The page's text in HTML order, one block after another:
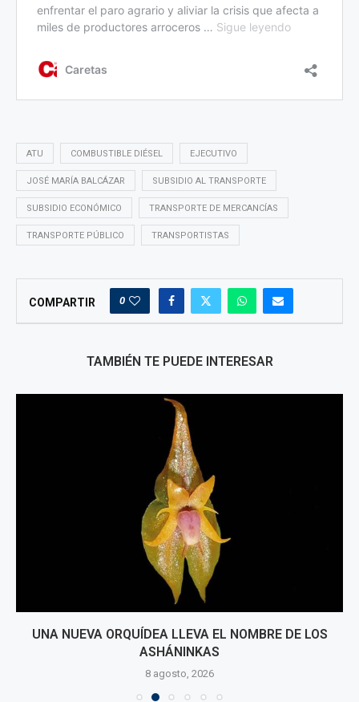
ATU COMBUSTIBLE DIÉSEL EJECUTIVO
JOSÉ MARÍA BALCÁZAR SUBSIDIO AL TRANSPORTE
SUBSIDIO ECONÓMICO TRANSPORTE DE MERCANCÍAS
TRANSPORTE PÚBLICO TRANSPORTISTAS
COMPARTIR 0
TAMBIÉN TE PUEDE INTERESAR
UNA NUEVA ORQUÍDEA LLEVA EL NOMBRE DE LOS
ASHÁNINKAS
8 agosto, 2026